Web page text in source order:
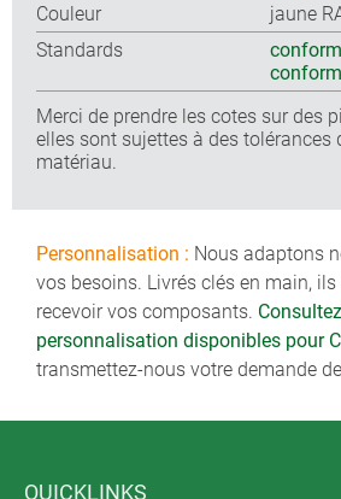
Couleur
jaune
Standards
Merci de prendre les cotes sur des
elles sont sujettes à des tolérances
matériau.
Personnalisation : Nous adaptons
vos besoins. Livrés clés en main,
recevoir vos composants.
personnalisation disponibles pour
transmettez-nous votre demande
QUICKLINKS